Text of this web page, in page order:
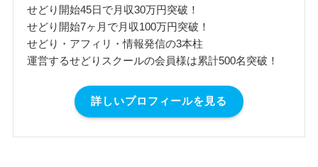
せどり開始45日で月収30万円突破！
せどり開始7ヶ月で月収100万円突破！
せどり・アフィリ・情報発信の3本柱
運営するせどりスクールの会員様は累計500名突破！
詳しいプロフィールを見る